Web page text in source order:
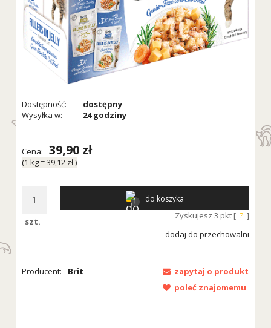
Dostępność:
dostępny
Wysyłka w:
24 godziny
Cena: 39,90 zł
(1 kg=39,12 zł)
szt.
do koszyka
Zyskujesz 3 pkt [ ? ]
dodaj do przechowalni
Producent: Brit
zapytaj o produkt
poleć znajomemu